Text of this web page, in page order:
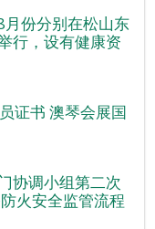
月份分别在松山东
行，设有健康资
证书 澳琴会展国
协调小组第二次
火安全监管流程